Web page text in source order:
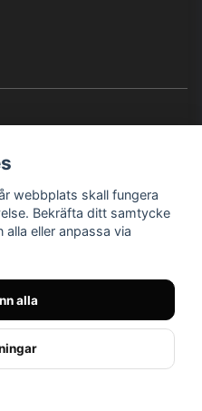
för dig & din MC
YouTube
webbplats skall fungera
Bekräfta ditt samtycke
eller anpassa via
alla